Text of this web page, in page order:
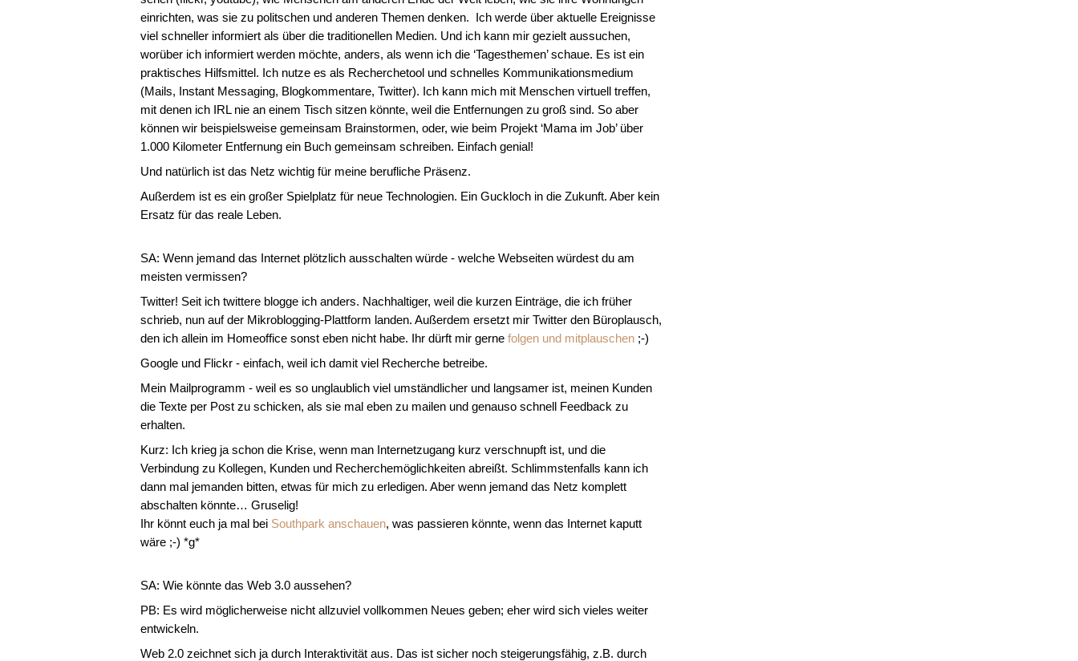
einrichten, was sie zu politschen und anderen Themen denken. Ich werde über aktuelle Ereignisse
viel schneller informiert als über die traditionellen Medien. Und ich kann mir gezielt aussuchen,
worüber ich informiert werden möchte, anders, als wenn ich die ‘Tagesthemen’ schaue. Es ist ein
praktisches Hilfsmittel. Ich nutze es als Recherchetool und schnelles Kommunikationsmedium
(Mails, Instant Messaging, Blogkommentare, Twitter). Ich kann mich mit Menschen virtuell treffen,
mit denen ich IRL nie an einem Tisch sitzen könnte, weil die Entfernungen zu groß sind. So aber
können wir beispielsweise gemeinsam Brainstormen, oder, wie beim Projekt ‘Mama im Job’ über
1.000 Kilometer Entfernung ein Buch gemeinsam schreiben. Einfach genial!
Und natürlich ist das Netz wichtig für meine berufliche Präsenz.
Außerdem ist es ein großer Spielplatz für neue Technologien. Ein Guckloch in die Zukunft. Aber kein
Ersatz für das reale Leben.
SA: Wenn jemand das Internet plötzlich ausschalten würde - welche Webseiten würdest du am
meisten vermissen?
Twitter! Seit ich twittere blogge ich anders. Nachhaltiger, weil die kurzen Einträge, die ich früher
schrieb, nun auf der Mikroblogging-Plattform landen. Außerdem ersetzt mir Twitter den Büroplausch,
den ich allein im Homeoffice sonst eben nicht habe. Ihr dürft mir gerne folgen und mitplauschen ;-)
Google und Flickr - einfach, weil ich damit viel Recherche betreibe.
Mein Mailprogramm - weil es so unglaublich viel umständlicher und langsamer ist, meinen Kunden
die Texte per Post zu schicken, als sie mal eben zu mailen und genauso schnell Feedback zu
erhalten.
Kurz: Ich krieg ja schon die Krise, wenn man Internetzugang kurz verschnupft ist, und die
Verbindung zu Kollegen, Kunden und Recherchemöglichkeiten abreißt. Schlimmstenfalls kann ich
dann mal jemanden bitten, etwas für mich zu erledigen. Aber wenn jemand das Netz komplett
abschalten könnte… Gruselig!
Ihr könnt euch ja mal bei Southpark anschauen, was passieren könnte, wenn das Internet kaputt
wäre ;-) *g*
SA: Wie könnte das Web 3.0 aussehen?
PB: Es wird möglicherweise nicht allzuviel vollkommen Neues geben; eher wird sich vieles weiter
entwickeln.
Web 2.0 zeichnet sich ja durch Interaktivität aus. Das ist sicher noch steigerungsfähig, z.B. durch